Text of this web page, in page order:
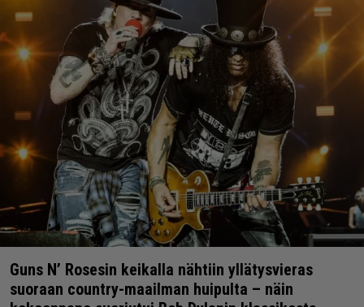
Guns N’ Rosesin keikalla nähtiin yllätysvieras
suoraan country-maailman huipulta – näin